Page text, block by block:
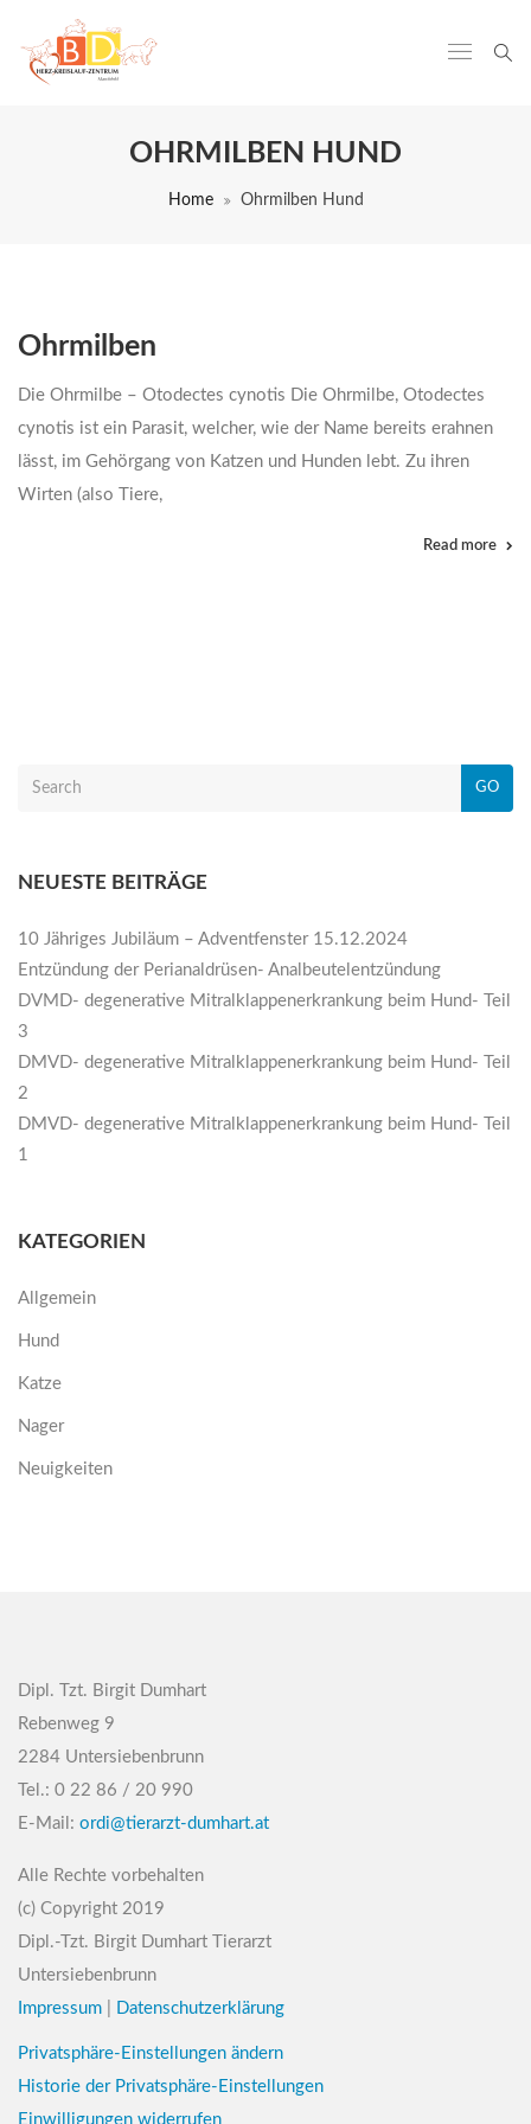
OHRMILBEN HUND
Home Ohrmilben Hund
Ohrmilben
Die Ohrmilbe – Otodectes cynotis Die Ohrmilbe, Otodectes
cynotis ist ein Parasit, welcher, wie der Name bereits erahnen
lässt, im Gehörgang von Katzen und Hunden lebt. Zu ihren
Wirten (also Tiere,
Read more
GO
NEUESTE BEITRÄGE
10 Jähriges Jubiläum – Adventfenster 15.12.2024
Entzündung der Perianaldrüsen- Analbeutelentzündung
DVMD- degenerative Mitralklappenerkrankung beim Hund- Teil
3
DMVD- degenerative Mitralklappenerkrankung beim Hund- Teil
2
DMVD- degenerative Mitralklappenerkrankung beim Hund- Teil
1
KATEGORIEN
Allgemein
Hund
Katze
Nager
Neuigkeiten
Dipl. Tzt. Birgit Dumhart
Rebenweg 9
2284 Untersiebenbrunn
Tel.: 0 22 86 / 20 990
E-Mail: ordi@tierarzt-dumhart.at
Alle Rechte vorbehalten
(c) Copyright 2019
Dipl.-Tzt. Birgit Dumhart Tierarzt
Untersiebenbrunn
Impressum
Datenschutzerklärung
Privatsphäre-Einstellungen ändern
Historie der Privatsphäre-Einstellungen
Einwilligungen widerrufen